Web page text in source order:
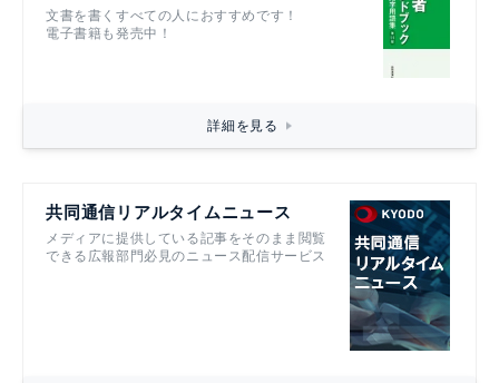
文書を書くすべての人におすすめです！
電子書籍も発売中！
詳細を見る
共同通信リアルタイムニュース
メディアに提供している記事をそのまま閲覧
できる広報部門必見のニュース配信サービス